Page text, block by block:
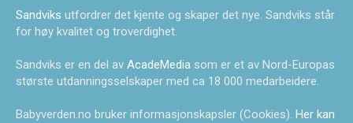
Sandviks utfordrer det kjente og skaper det nye. Sandviks står
for høy kvalitet og troverdighet.
Sandviks er en del av AcadeMedia som er et av Nord-Europas
største utdanningsselskaper med ca 18 000 medarbeidere.
Babyverden.no bruker informasjonskapsler (Cookies). Her kan